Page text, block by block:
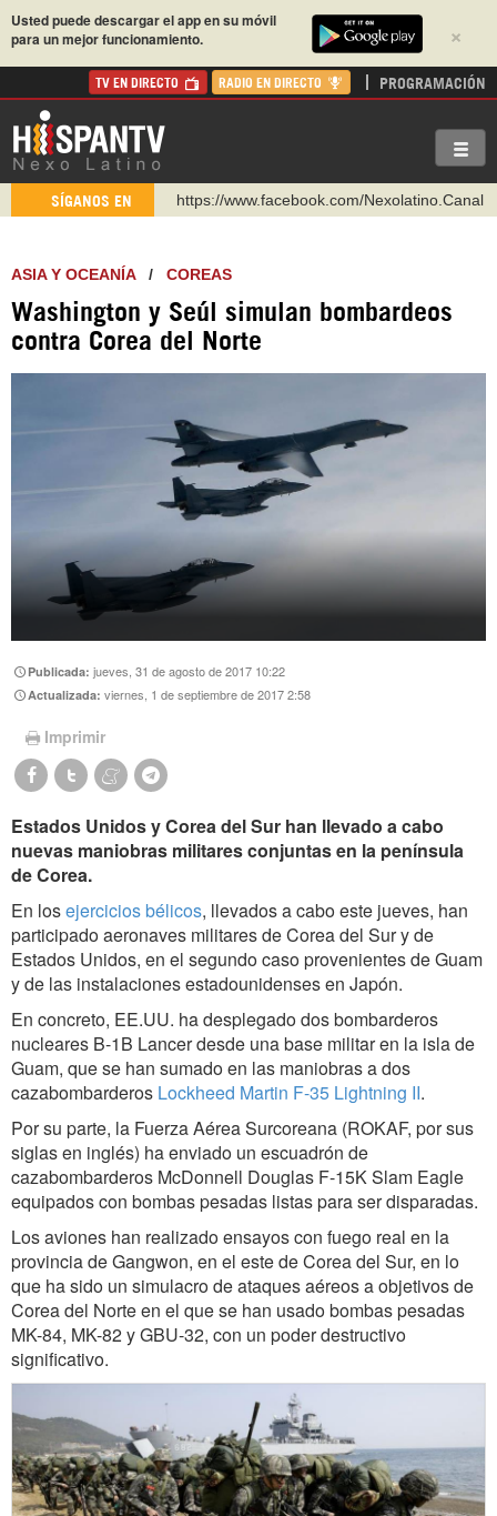
×
Usted puede descargar el app en su móvil
para un mejor funcionamiento.
TV EN DIRECTO RADIO EN DIRECTO PROGRAMACIÓN
SÍGANOS EN
https://www.facebook.com/Nexolatino.Canal
http://twitter.com/nexo_latino
https://t.me/hispantvcanal
https://urmedium.com/c/hispantv
ASIA Y OCEANÍA/ COREAS
Washington y Seúl simulan bombardeos
contra Corea del Norte
Publicada:jueves, 31 de agosto de 2017 10:22
Actualizada:viernes, 1 de septiembre de 2017 2:58
Imprimir
Estados Unidos y Corea del Sur han llevado a cabo
nuevas maniobras militares conjuntas en la península
de Corea.
En losejercicios bélicos, llevados a cabo este jueves, han
participado aeronaves militares de Corea del Sur y de
Estados Unidos, en el segundo caso provenientes de Guam
y de las instalaciones estadounidenses en Japón.
En concreto, EE.UU. ha desplegado dos bombarderos
nucleares B-1B Lancer desde una base militar en la isla de
Guam, que se han sumado en las maniobras a dos
cazabombarderos Lockheed Martin F-35 Lightning II.
Por su parte, la Fuerza Aérea Surcoreana (ROKAF, por sus
siglas en inglés) ha enviado un escuadrón de
cazabombarderos McDonnell Douglas F-15K Slam Eagle
equipados con bombas pesadas listas para ser disparadas.
Los aviones han realizado ensayos con fuego real en la
provincia de Gangwon, en el este de Corea del Sur, en lo
que ha sido un simulacro de ataques aéreos a objetivos de
Corea del Norte en el que se han usado bombas pesadas
MK-84, MK-82 y GBU-32, con un poder destructivo
significativo.